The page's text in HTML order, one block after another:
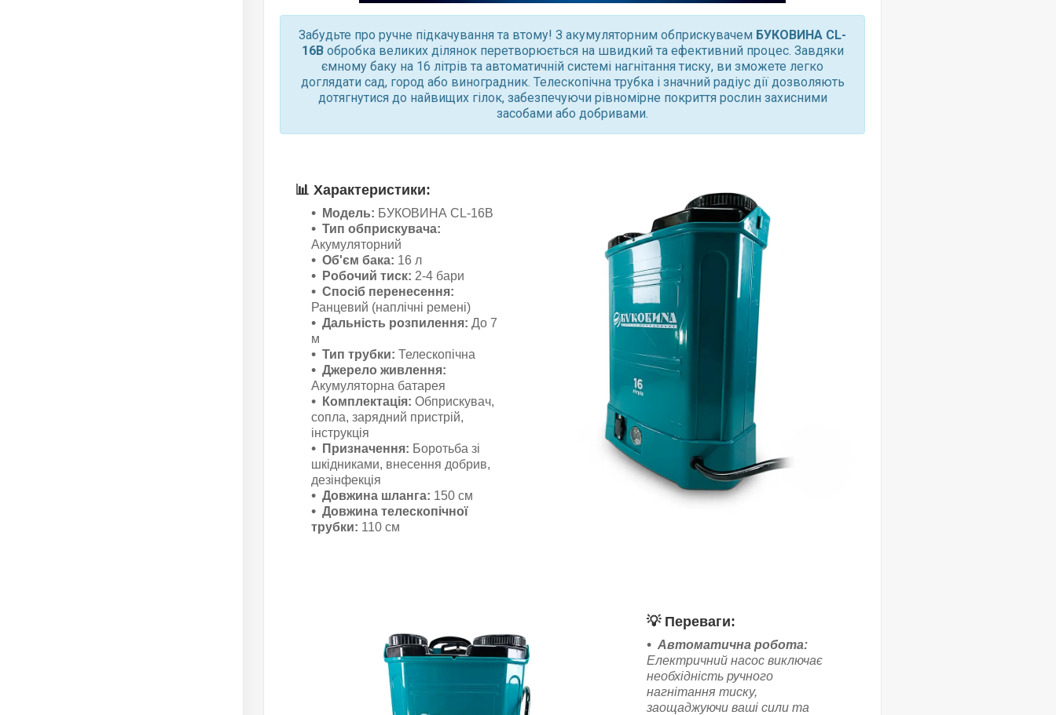
Забудьте про ручне підкачування та втому! З акумуляторним обприскувачем БУКОВИНА CL-
16Вобробка великих ділянок перетворюється на швидкий та ефективний процес. Завдяки
ємному баку на 16 літрів та автоматичній системі нагнітання тиску, ви зможете легко
доглядати сад, город або виноградник. Телескопічна трубка і значний радіус дії дозволяють
дотягнутися до найвищих гілок, забезпечуючи рівномірне покриття рослин захисними
засобами або добривами.
📊 Характеристики:
Модель: БУКОВИНА CL-16В
Тип обприскувача:
Акумуляторний
Об'єм бака: 16 л
Робочий тиск: 2-4 бари
Спосіб перенесення:
Ранцевий (наплічні ремені)
Дальність розпилення: До 7
м
Тип трубки: Телескопічна
Джерело живлення:
Акумуляторна батарея
Комплектація: Обприскувач,
сопла, зарядний пристрій,
інструкція
Призначення: Боротьба зі
шкідниками, внесення добрив,
дезінфекція
Довжина шланга: 150 см
Довжина телескопічної
трубки: 110 см
💡 Переваги:
Автоматична робота:
Електричний насос виключає
необхідність ручного
нагнітання тиску,
заощаджуючи ваші сили та